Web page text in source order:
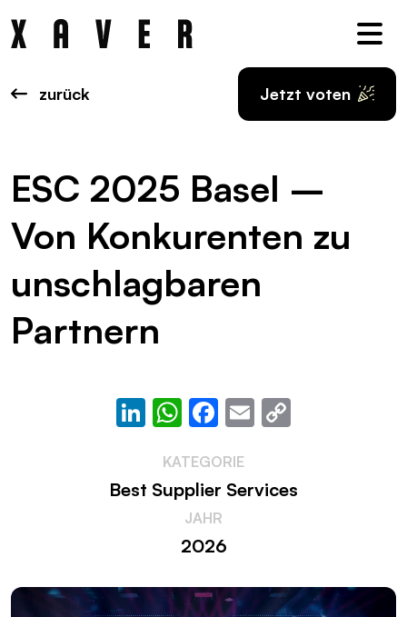
zurück Jetzt voten
ESC 2025 Basel –
Von Konkurenten zu
unschlagbaren
Partnern
LinkedIn
WhatsApp
Facebook
Email
KATEGORIE
Best Supplier Services
JAHR
2026